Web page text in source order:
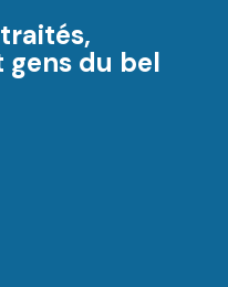
gens du bel